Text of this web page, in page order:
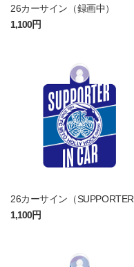
26カーサイン（録画中）
1,100円
26カーサイン（SUPPORTER
1,100円